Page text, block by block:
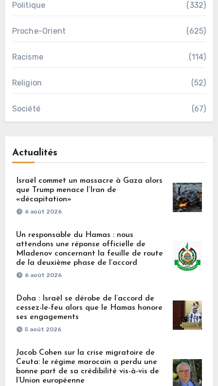
Politique (332)
Proche-Orient (625)
Racisme (114)
Religion (52)
Société (67)
Actualités
Israël commet un massacre à Gaza alors
que Trump menace l’Iran de
«décapitation»
6 août 2026
Un responsable du Hamas : nous
attendons une réponse officielle de
Mladenov concernant la feuille de route
de la deuxième phase de l’accord
6 août 2026
Doha : Israël se dérobe de l’accord de
cessez-le-feu alors que le Hamas honore
ses engagements
5 août 2026
Jacob Cohen sur la crise migratoire de
Ceuta: le régime marocain a perdu une
bonne part de sa crédibilité vis-à-vis de
l’Union européenne